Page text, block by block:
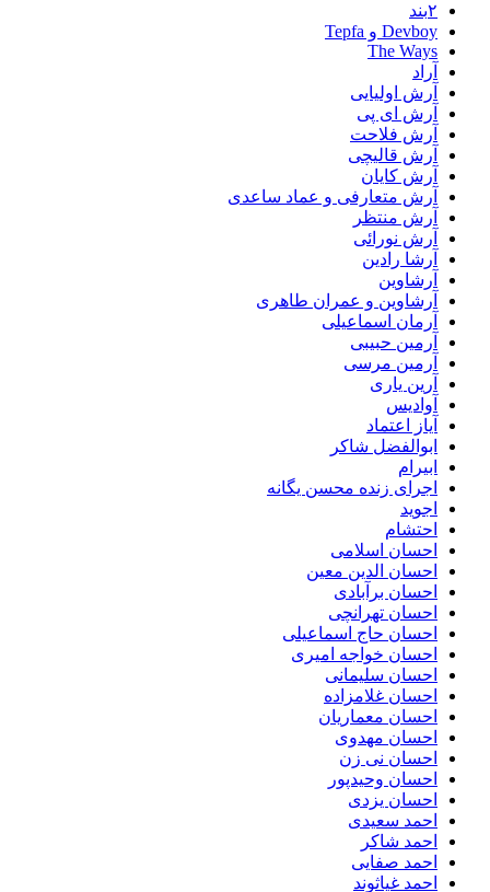
۲بند
Devboy و Tepfa
The Ways
آراد
آرش اولیایی
آرش ای پی
آرش فلاحت
آرش قالیچی
آرش کایان
آرش متعارفی و عماد ساعدی
آرش منتظر
آرش نورائی
آرشا رادین
آرشاوین
آرشاوین و عمران طاهری
آرمان اسماعیلی
آرمین حبیبی
آرمین مرسی
آرین یاری
آوادیس
آیاز اعتماد
ابوالفضل شاکر
ابیرام
اجرای زنده محسن یگانه
اجوید
احتشام
احسان اسلامی
احسان الدین معین
احسان برآبادی
احسان تهرانچی
احسان حاج اسماعیلی
احسان خواجه امیری
احسان سلیمانی
احسان غلامزاده
احسان معماریان
احسان مهدوی
احسان نی زن
احسان وحیدپور
احسان یزدی
احمد سعیدی
احمد شاکر
احمد صفایی
احمد غیاثوند